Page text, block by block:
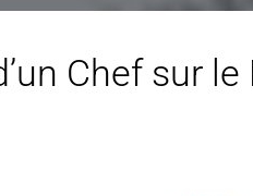
Chef sur